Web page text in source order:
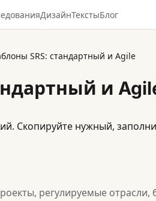
ДизайнТекстыБлог
SRS: стандартный и Agile
и
Скопируйте нужный,
регулируемые отрасли,